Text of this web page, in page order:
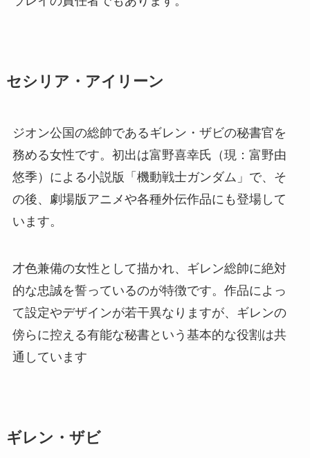
セシリア・アイリーン
ジオン公国の総帥であるギレン・ザビの秘書官を
務める女性です。初出は富野喜幸氏（現：富野由
悠季）による小説版「機動戦士ガンダム」で、そ
の後、劇場版アニメや各種外伝作品にも登場して
います。
才色兼備の女性として描かれ、ギレン総帥に絶対
的な忠誠を誓っているのが特徴です。作品によっ
て設定やデザインが若干異なりますが、ギレンの
傍らに控える有能な秘書という基本的な役割は共
通しています
ギレン・ザビ